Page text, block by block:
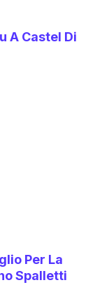
A Castel Di
Per La
Spalletti